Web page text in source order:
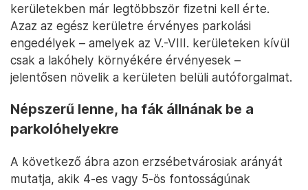
kerületekben már legtöbbször fizetni kell érte.
Azaz az egész kerületre érvényes parkolási
engedélyek – amelyek az V.-VIII. kerületeken kívül
csak a lakóhely környékére érvényesek –
jelentősen növelik a kerületen belüli autóforgalmat.
Népszerű lenne, ha fák állnának be a
parkolóhelyekre
A következő ábra azon erzsébetvárosiak arányát
mutatja, akik 4-es vagy 5-ös fontosságúnak